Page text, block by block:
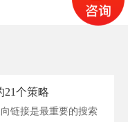
21个策略
接是最重要的搜索